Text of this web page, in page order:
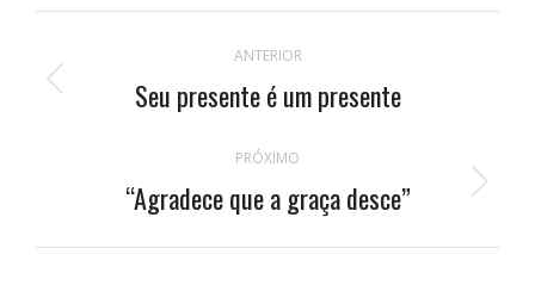
de
ANTERIOR
Publicação
Seu presente é um presente
PRÓXIMO
Próximo
“Agradece que a graça desce”